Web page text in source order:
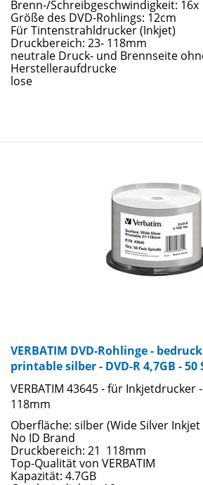
Brenn-/Schreibgeschwindigkeit: 16x
Größe des DVD-Rohlings: 12cm
Für Tintenstrahldrucker (Inkjet)
Druckbereich: 23- 118mm
neutrale Druck- und Brennseite
Herstelleraufdrucke
lose
VERBATIM DVD-Rohlinge -
printable silber - DVD-R 4,7GB - 50
VERBATIM 43645 - für Inkjetdrucker
118mm
Oberfläche: silber (Wide Silver
No ID Brand
Druckbereich: 21  118mm
Top-Qualität von VERBATIM
Kapazität: 4.7GB